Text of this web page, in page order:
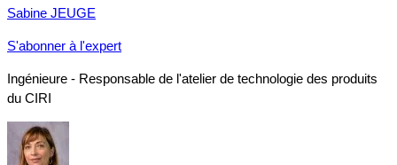
Sabine JEUGE
S'abonner à l'expert
Ingénieure - Responsable de l'atelier de technologie des produits
du CIRI